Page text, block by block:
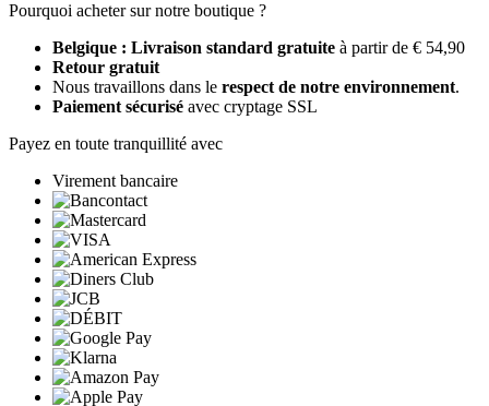
Pourquoi acheter sur notre boutique ?
Belgique : Livraison standard gratuite à partir de € 54,90
Retour gratuit
Nous travaillons dans le respect de notre environnement.
Paiement sécurisé avec cryptage SSL
Payez en toute tranquillité avec
Virement bancaire